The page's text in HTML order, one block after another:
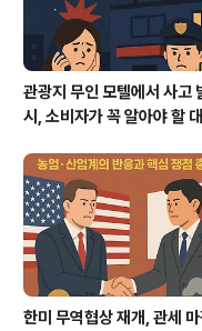
관광지 무인 모텔에서 사고
시, 소비자가 꼭 알아야 할
한미 무역협상 재개, 관세